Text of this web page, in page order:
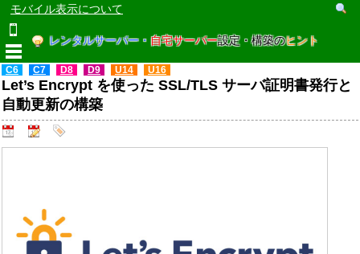
モバイル表示について
レンタルサーバー・ 自宅サーバー設定・構築のヒント
C6 C7 D8 D9 U14 U16
Let’s Encrypt を使った SSL/TLS サーバ証明書発行と
自動更新の構築